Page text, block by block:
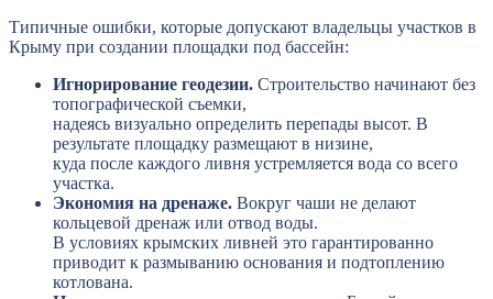
Типичные ошибки, которые допускают владельцы участков в
Крыму при создании площадки под бассейн:
Игнорирование геодезии. Строительство начинают без
топографической съемки,
надеясь визуально определить перепады высот. В
результате площадку размещают в низине,
куда после каждого ливня устремляется вода со всего
участка.
Экономия на дренаже. Вокруг чаши не делают
кольцевой дренаж или отвод воды.
В условиях крымских ливней это гарантированно
приводит к размыванию основания и подтоплению
котлована.